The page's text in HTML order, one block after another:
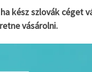
kész szlovák céget
vásárolni.